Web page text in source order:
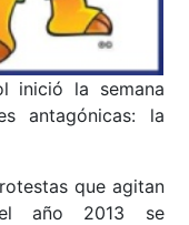
inició la semana
antagónicas: la
que agitan
año 2013 se